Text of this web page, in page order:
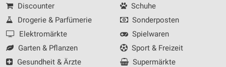
Discounter
Drogerie & Parfümerie
Elektromärkte
Garten & Pflanzen
Gesundheit & Ärzte
Schuhe
Sonderposten
Spielwaren
Sport & Freizeit
Supermärkte